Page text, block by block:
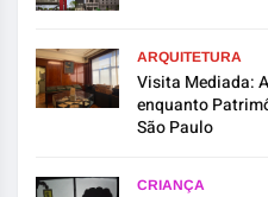
ARQUITETURA
Visita Mediada:
enquanto
São Paulo
CRIANÇA